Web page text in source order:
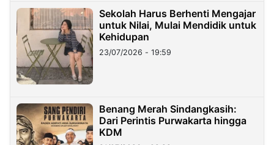
Sekolah Harus Berhenti Mengajar
untuk Nilai, Mulai Mendidik untuk
Kehidupan
23/07/2026 - 19:59
Benang Merah Sindangkasih:
Dari Perintis Purwakarta hingga
KDM